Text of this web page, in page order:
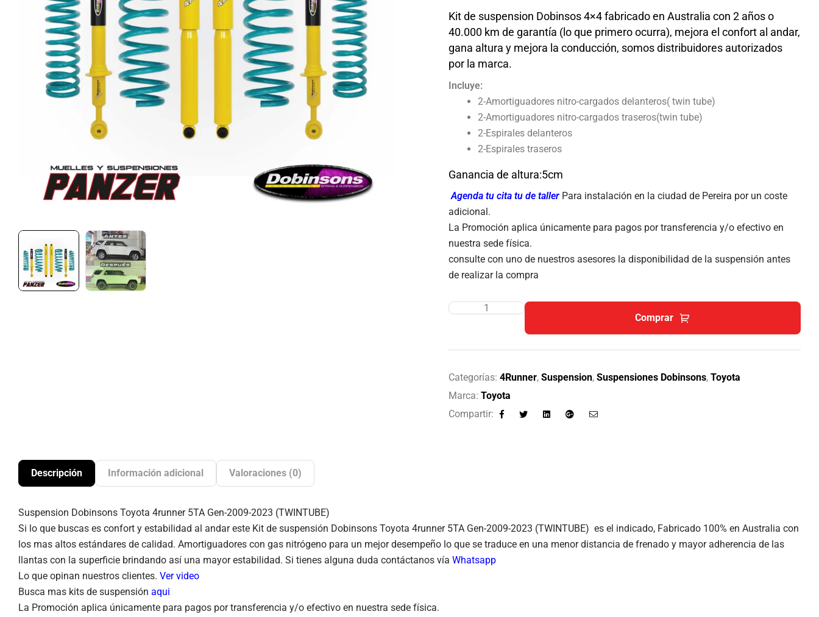
Kit de suspension Dobinsos 4×4 fabricado en Australia con 2 años o
40.000 km de garantía (lo que primero ocurra), mejora el confort al andar,
gana altura y mejora la conducción, somos distribuidores autorizados
por la marca.
Incluye:
2-Amortiguadores nitro-cargados delanteros( twin tube)
2-Amortiguadores nitro-cargados traseros(twin tube)
2-Espirales delanteros
2-Espirales traseros
Ganancia de altura:5cm
Agenda tu cita tu de taller Para instalación en la ciudad de Pereira por un coste
adicional.
La Promoción aplica únicamente para pagos por transferencia y/o efectivo en
nuestra sede física.
consulte con uno de nuestros asesores la disponibilidad de la suspensión antes
de realizar la compra
Comprar
Categorías:4Runner,Suspension,Suspensiones Dobinsons,Toyota
Marca:Toyota
Compartir:
Descripción Información adicional Valoraciones (0)
Suspension Dobinsons Toyota 4runner 5TA Gen-2009-2023 (TWINTUBE)
Si lo que buscas es confort y estabilidad al andar este Kit de suspensión Dobinsons Toyota 4runner 5TA Gen-2009-2023 (TWINTUBE) es el indicado, Fabricado 100% en Australia con
los mas altos estándares de calidad. Amortiguadores con gas nitrógeno para un mejor desempeño lo que se traduce en una menor distancia de frenado y mayor adherencia de las
llantas con la superficie brindando así una mayor estabilidad. Si tienes alguna duda contáctanos vía Whatsapp
Lo que opinan nuestros clientes. Ver video
Busca mas kits de suspensión aqui
La Promoción aplica únicamente para pagos por transferencia y/o efectivo en nuestra sede física.